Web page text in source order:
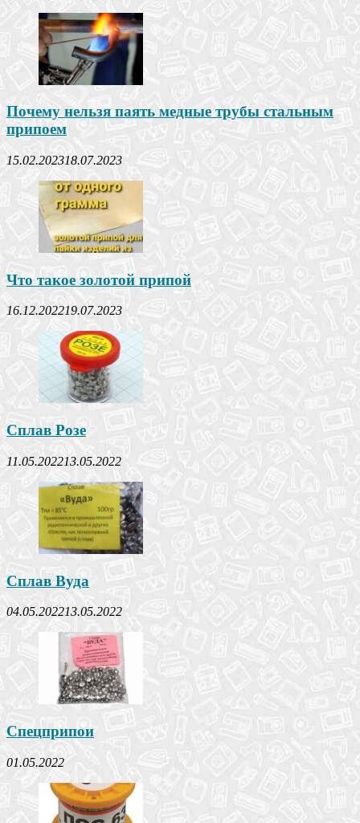
Почему нельзя паять медные трубы стальным
припоем
15.02.202318.07.2023
Что такое золотой припой
16.12.202219.07.2023
Сплав Розе
11.05.202213.05.2022
Сплав Вуда
04.05.202213.05.2022
Спецприпои
01.05.2022